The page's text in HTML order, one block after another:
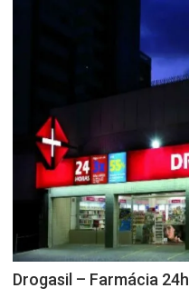
Drogasil – Farmácia 24h